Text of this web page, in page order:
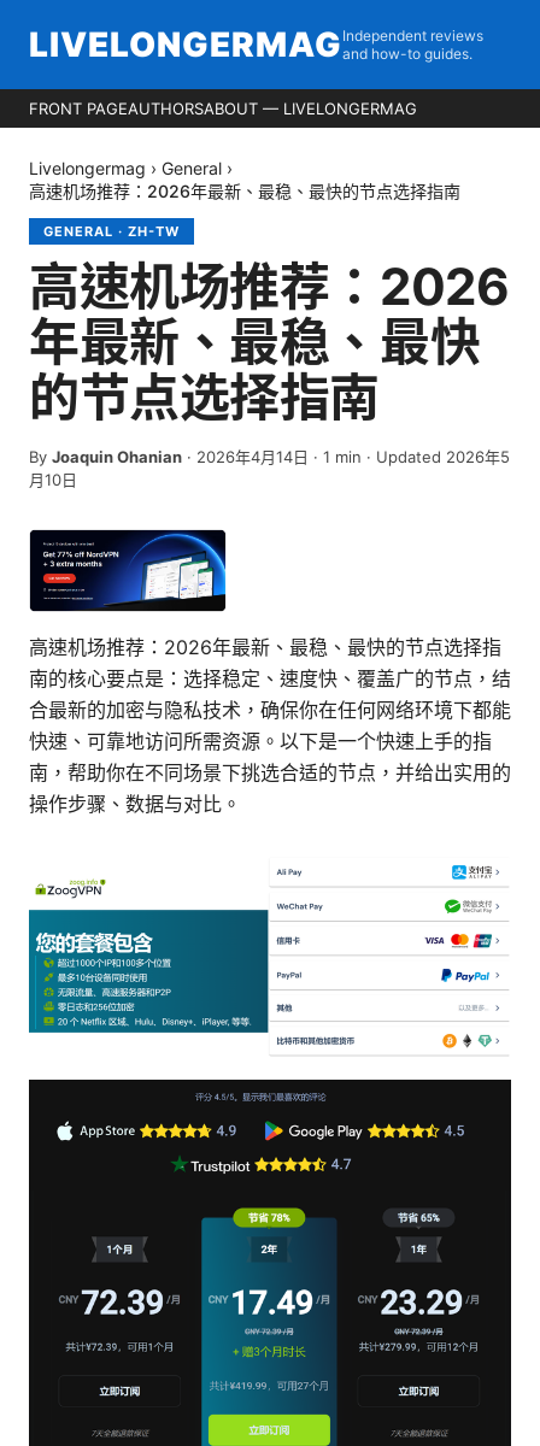
LIVELONGERMAG Independent reviews
and how-to guides.
FRONT PAGEAUTHORSABOUT — LIVELONGERMAG
Livelongermag › General ›
高速机场推荐：2026年最新、最稳、最快的节点选择指南
GENERAL · ZH-TW
高速机场推荐：2026
年最新、最稳、最快
的节点选择指南
By Joaquin Ohanian · 2026年4月14日 · 1 min · Updated 2026年5
月10日
高速机场推荐：2026年最新、最稳、最快的节点选择指
南的核心要点是：选择稳定、速度快、覆盖广的节点，结
合最新的加密与隐私技术，确保你在任何网络环境下都能
快速、可靠地访问所需资源。以下是一个快速上手的指
南，帮助你在不同场景下挑选合适的节点，并给出实用的
操作步骤、数据与对比。